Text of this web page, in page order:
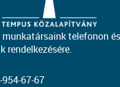
telefonon
rendelkezésére.
954-67-67